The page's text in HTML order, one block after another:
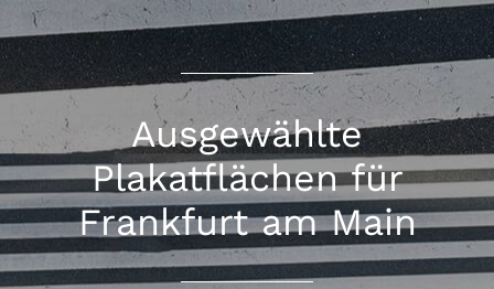
Ausgewählte
Plakatflächen für
Frankfurt am Main